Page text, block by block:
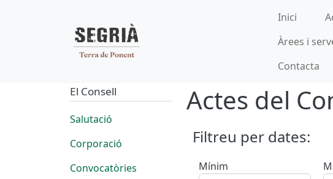
Navegació principal
Inici
Àrees i
Contacta
Actes del
Filtreu per dates:
Mínim
El Consell
Salutació
Corporació
Convocatòries